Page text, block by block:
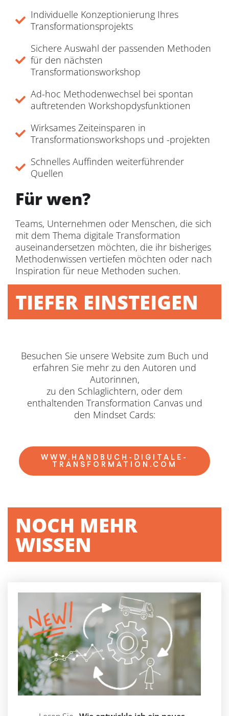
Individuelle Konzeptionierung Ihres
Transformationsprojekts
Sichere Auswahl der passenden Methoden
für den nächsten
Transformationsworkshop
Ad-hoc Methodenwechsel bei spontan
auftretenden Workshopdysfunktionen
Wirksames Zeiteinsparen in
Transformationsworkshops und -projekten
Schnelles Auffinden weiterführender
Quellen
Für wen?
Teams, Unternehmen oder Menschen, die sich
mit dem Thema digitale Transformation
auseinandersetzen möchten, die ihr bisheriges
Methodenwissen vertiefen möchten oder nach
Inspiration für neue Methoden suchen.
TIEFER EINSTEIGEN
Besuchen Sie unsere Website zum Buch und
erfahren Sie mehr zu den Autoren und
Autorinnen,
zu den Schlaglichtern, oder dem
enthaltenden Transformation Canvas und
den Mindset Cards:
WWW.HANDBUCH-DIGITALE-
TRANSFORMATION.COM
NOCH MEHR
WISSEN